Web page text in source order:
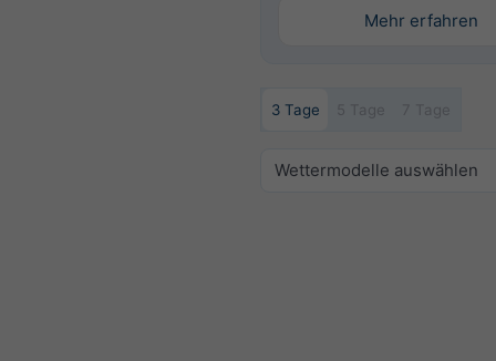
Mehr erfahren
3 Tage 5 Tage 7 Tage
Wettermodelle auswählen